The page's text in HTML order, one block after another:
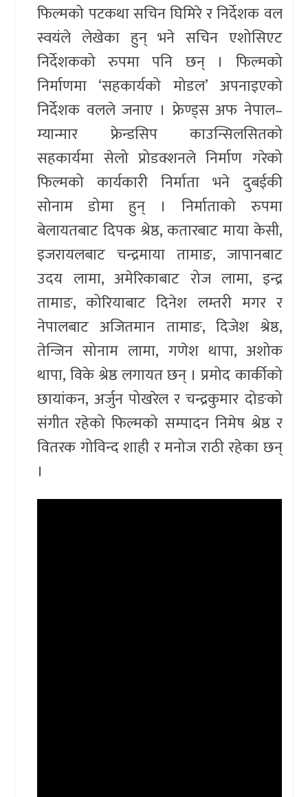
फिल्मको पटकथा सचिन घिमिरे र निर्देशक वल
स्वयंले लेखेका हुन् भने सचिन एशोसिएट
निर्देशकको रुपमा पनि छन् । फिल्मको
निर्माणमा ‘सहकार्यको मोडल’ अपनाइएको
निर्देशक वलले जनाए । फ्रेण्ड्स अफ नेपाल–
म्यान्मार फ्रेन्डसिप काउन्सिलसितको
सहकार्यमा सेलो प्रोडक्शनले निर्माण गरेको
फिल्मको कार्यकारी निर्माता भने दुबईकी
सोनाम डोमा हुन् । निर्माताको रुपमा
बेलायतबाट दिपक श्रेष्ठ, कतारबाट माया केसी,
इजरायलबाट चन्द्रमाया तामाङ, जापानबाट
उदय लामा, अमेरिकाबाट रोज लामा, इन्द्र
तामाङ, कोरियाबाट दिनेश लम्तरी मगर र
नेपालबाट अजितमान तामाङ, दिजेश श्रेष्ठ,
तेन्जिन सोनाम लामा, गणेश थापा, अशोक
थापा, विके श्रेष्ठ लगायत छन् । प्रमोद कार्कीको
छायांकन, अर्जुन पोखरेल र चन्द्रकुमार दोङको
संगीत रहेको फिल्मको सम्पादन निमेष श्रेष्ठ र
वितरक गोविन्द शाही र मनोज राठी रहेका छन्
।